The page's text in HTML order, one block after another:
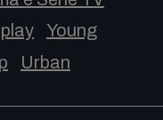
Young
Urban